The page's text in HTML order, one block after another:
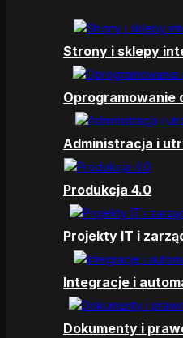
Strony i sklepy
Oprogramowanie
Administracja i
Produkcja 4.0
Projekty IT i
Integracje i
Dokumenty i